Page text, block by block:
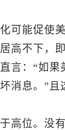
可能促使
高不下，
言：“如
消息。”且
高位。没